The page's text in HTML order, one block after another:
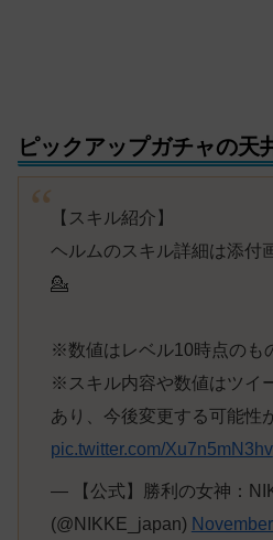
ピックアップガチャの天
【スキル紹介】
ヘルムのスキル詳細は添付
💁
※数値はレベル10時点のも
※スキル内容や数値はツイ
あり、今後変更する可能性
pic.twitter.com/Xu7n5mN3hv
— 【公式】勝利の女神：
(@NIKKE_japan)